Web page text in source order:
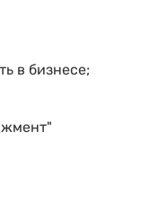
в бизнесе;